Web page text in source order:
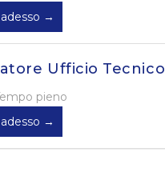
Ufficio Tecnico
pieno